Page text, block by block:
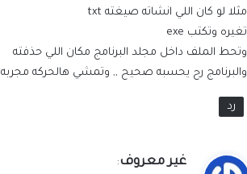
مثلا لو كان اللي انشاته صيغته txt
تغيره وتكتب exe
وتحط الملف داخل مجلد البرنامج مكان اللي حذفته
والبرنامج رح يحسبه صحيح ,, وتمشي هالحركه مجربه
رد
ي
غير معروف: